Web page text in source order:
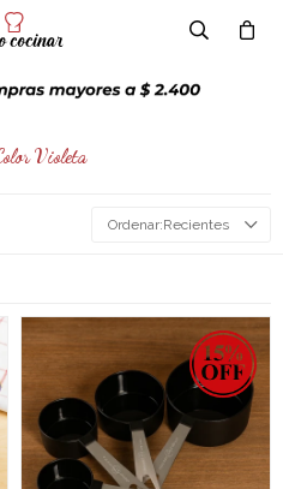
Violeta
Recientes